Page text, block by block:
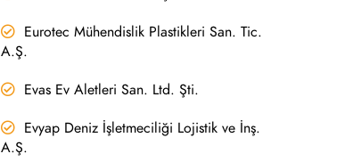
Eurotec Mühendislik Plastikleri San. Tic.
A.Ş.
Evas Ev Aletleri San. Ltd. Şti.
Evyap Deniz İşletmeciliği Lojistik ve İnş.
A.Ş.